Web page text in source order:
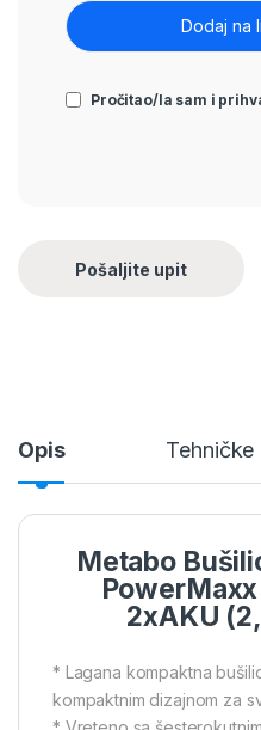
Pročitao/la sam i
Opis Tehničke
Metabo
2xAKU
* Lagana kompaktna
kompaktnim dizajnom za